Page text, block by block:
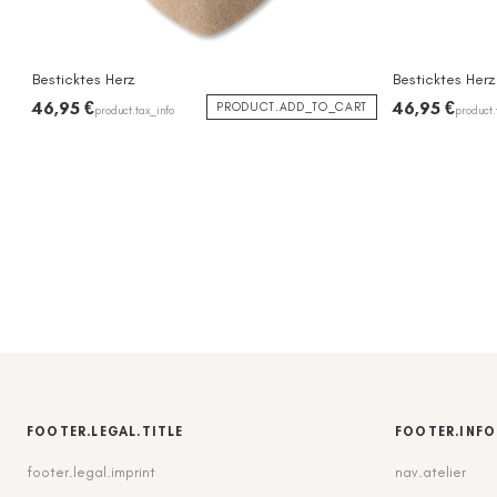
Besticktes Herz
46,95 €product.tax_info PRODUCT.ADD_TO_CART
Besticktes Herz
46,95 €
FOOTER.LEGAL.TITLE
footer.legal.imprint
nav.atelier